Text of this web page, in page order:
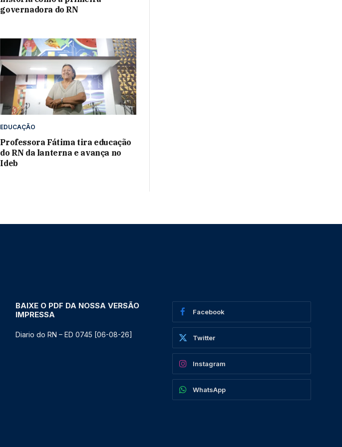
governadora do RN
EDUCAÇÃO
Professora Fátima tira educação
do RN da lanterna e avança no
Ideb
BAIXE O PDF DA NOSSA VERSÃO
IMPRESSA
Diario do RN – ED 0745 [06-08-26]
Facebook
Twitter
Instagram
WhatsApp